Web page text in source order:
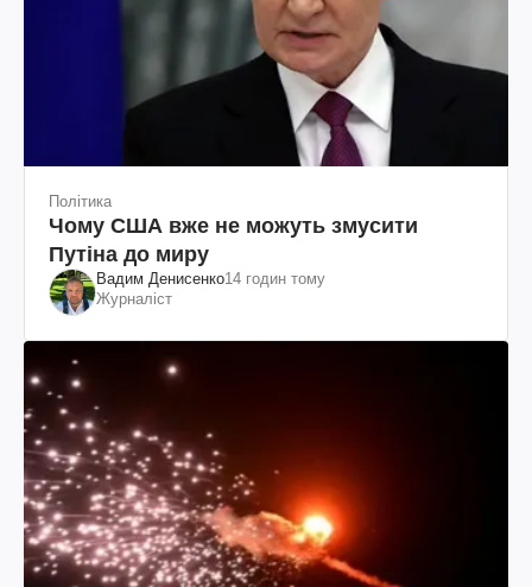
Політика
Чому США вже не можуть змусити
Путіна до миру
Вадим Денисенко14 годин тому
Журналіст